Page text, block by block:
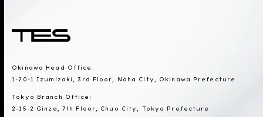
Okinawa Head Office:
1-20-1 Izumizaki, 3rd Floor, Naha City, Okinawa Prefecture
Tokyo Branch Office:
2-15-2 Ginza, 7th Floor, Chuo City, Tokyo Prefecture